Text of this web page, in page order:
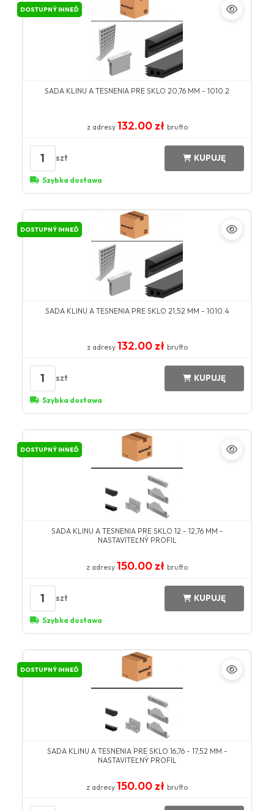
DOSTUPNÝ IHNEĎ
SADA KLINU A TESNENIA PRE SKLO 20,76 MM - 1010.2
z adresy 132.00 zł brutto
1 szt KUPUJĘ
Szybka dostawa
DOSTUPNÝ IHNEĎ
SADA KLINU A TESNENIA PRE SKLO 21,52 MM - 1010.4
z adresy 132.00 zł brutto
1 szt KUPUJĘ
Szybka dostawa
DOSTUPNÝ IHNEĎ
SADA KLINU A TESNENIA PRE SKLO 12 - 12,76 MM -
NASTAVITEĽNÝ PROFIL
z adresy 150.00 zł brutto
1 szt KUPUJĘ
Szybka dostawa
DOSTUPNÝ IHNEĎ
SADA KLINU A TESNENIA PRE SKLO 16,76 - 17,52 MM -
NASTAVITEĽNÝ PROFIL
z adresy 150.00 zł brutto